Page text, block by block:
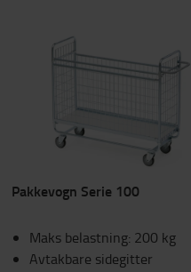
Pakkevogn Serie 100
Maks belastning: 200 kg
Avtakbare sidegitter